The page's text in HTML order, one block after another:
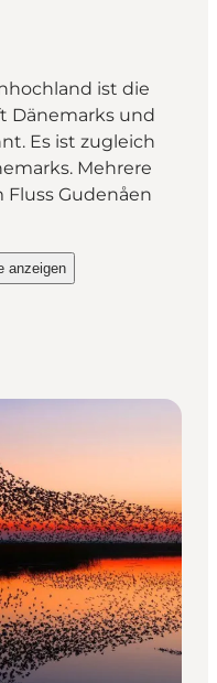
ist die
Dänemarks und
Es ist zugleich
Mehrere
Gudenåen
(Søhøjlandet)"
anzeigen (Søhøjlandet)